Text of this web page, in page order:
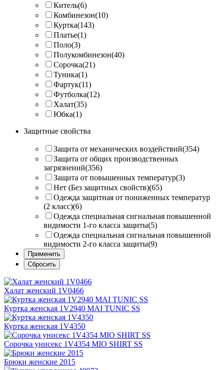
Китель(6)
Комбинезон(10)
Куртка(143)
Платье(1)
Поло(3)
Полукомбинезон(40)
Сорочка(21)
Туника(1)
Фартук(11)
Футболка(12)
Халат(35)
Юбка(1)
Защитные свойства
Защита от механических воздействий(354)
Защита от общих производственных
загрязнений(356)
Защита от повышенных температур(3)
Нет (Без защитных свойств)(65)
Одежда защитная от пониженных температур
(2 класс)(6)
Одежда специальная сигнальная повышенной
видимости 1-го класса защиты(5)
Одежда специальная сигнальная повышенной
видимости 2-го класса защиты(9)
Халат женский 1V0466
Куртка женская 1V2940 MAI TUNIC SS
Куртка женская 1V4350
Сорочка унисекс 1V4354 MIO SHIRT SS
Брюки женские 2015